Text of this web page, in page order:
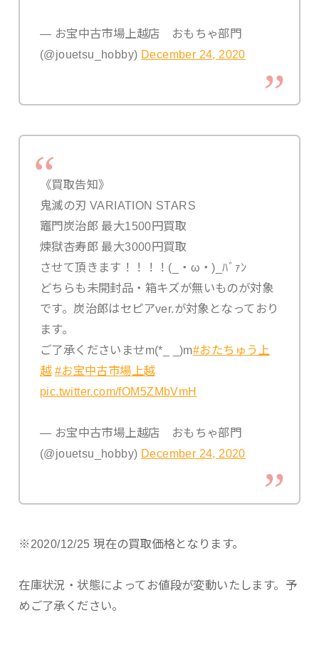
— お宝中古市場上越店 おもちゃ部門
(@jouetsu_hobby) December 24, 2020
《買取告知》
鬼滅の刃 VARIATION STARS
竈門炭治郎 最大1500円買取
煉獄杏寿郎 最大3000円買取
させて頂きます！！！！(_・ω・)_ﾊﾞｧﾝ
どちらも未開封品・箱キズが無いものが対象
です。炭治郎はセピアver.が対象となっており
ます。
ご了承くださいませm(*_ _)m#おたちゅう上
越 #お宝中古市場上越
pic.twitter.com/fOM5ZMbVmH
— お宝中古市場上越店 おもちゃ部門
(@jouetsu_hobby) December 24, 2020
※2020/12/25 現在の買取価格となります。
在庫状況・状態によってお値段が変動いたします。予
めご了承ください。